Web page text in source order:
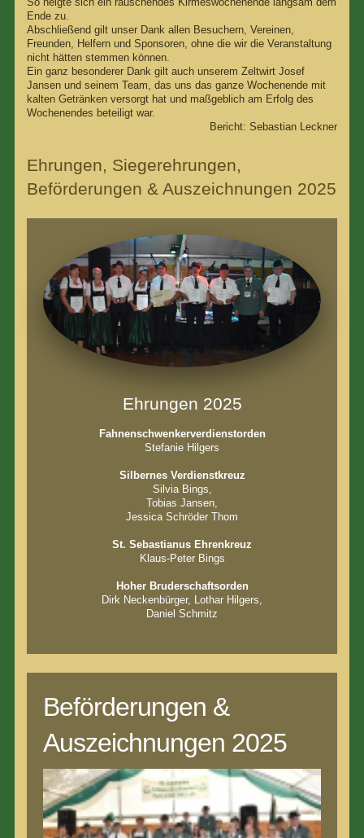
So neigte sich ein rauschendes Kirmeswochenende langsam dem
Ende zu.
Abschließend gilt unser Dank allen Besuchern, Vereinen,
Freunden, Helfern und Sponsoren, ohne die wir die Veranstaltung
nicht hätten stemmen können.
Ein ganz besonderer Dank gilt auch unserem Zeltwirt Josef
Jansen und seinem Team, das uns das ganze Wochenende mit
kalten Getränken versorgt hat und maßgeblich am Erfolg des
Wochenendes beteiligt war.
Bericht: Sebastian Leckner
Ehrungen, Siegerehrungen,
Beförderungen & Auszeichnungen 2025
Ehrungen 2025
Fahnenschwenkerverdienstorden
Stefanie Hilgers
Silbernes Verdienstkreuz
Silvia Bings,
Tobias Jansen,
Jessica Schröder Thom
St. Sebastianus Ehrenkreuz
Klaus-Peter Bings
Hoher Bruderschaftsorden
Dirk Neckenbürger, Lothar Hilgers,
Daniel Schmitz
Beförderungen &
Auszeichnungen 2025